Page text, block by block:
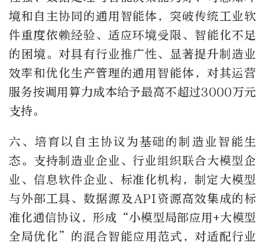
境和自主协同的通用智能体，突破传统工业软
件重度依赖经验、适应环境受限、智能化不足
的困境。对具有行业推广性、显著提升制造业
效率和优化生产管理的通用智能体，对其运营
服务按调用算力成本给予最高不超过3000万元
支持。
六、培育以自主协议为基础的制造业智能生
态。支持制造业企业、行业组织联合大模型企
业、信息软件企业、标准化机构，制定大模型
与外部工具、数据源及API资源高效集成的标
准化通信协议，形成“小模型局部应用+大模型
全局优化”的混合智能应用范式，对适配行业